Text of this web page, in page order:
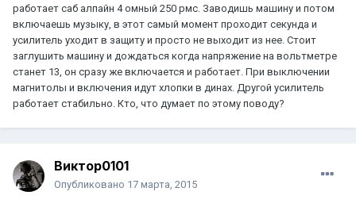
работает саб алпайн 4 омный 250 рмс. Заводишь машину и потом
включаешь музыку, в этот самый момент проходит секунда и
усилитель уходит в защиту и просто не выходит из нее. Стоит
заглушить машину и дождаться когда напряжение на вольтметре
станет 13, он сразу же включается и работает. При выключении
магнитолы и включения идут хлопки в динах. Другой усилитель
работает стабильно. Кто, что думает по этому поводу?
Виктор0101
Опубликовано 17 марта, 2015